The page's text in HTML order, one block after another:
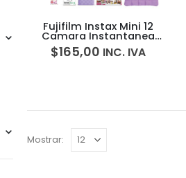
Fujifilm Instax Mini 12
Camara Instantanea
Imprime Fotos Holiday
Bundle Lila
$165,00 INC. IVA
Mostrar: